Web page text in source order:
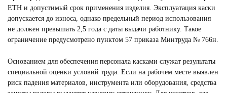
ЕТН и допустимый срок применения изделия. Эксплуатация каски
допускается до износа, однако предельный период использования
не должен превышать 2,5 года с даты выдачи работнику. Такое
ограничение предусмотрено пунктом 57 приказа Минтруда № 766н.
Основанием для обеспечения персонала касками служат результаты
специальной оценки условий труда. Если на рабочем месте выявлен
риск падения материалов, инструмента или оборудования, средства